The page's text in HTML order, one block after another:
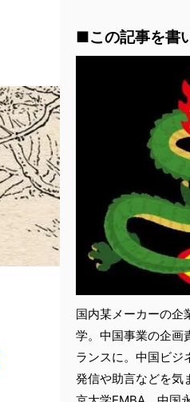
■この記事を書
国内某メーカーの企
学。中国事業の企画
ランスに。中国ビジ
発信や助言などを気